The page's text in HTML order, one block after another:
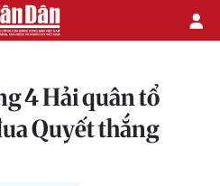
4 Hải quân tổ
Quyết thắng